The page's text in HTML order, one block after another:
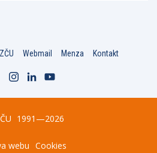
Webmail Menza Kontakt
1991—2026
webu Cookies